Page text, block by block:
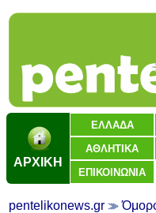
ΑΡΧΙΚΗ
ΕΛΛΑΔΑ
ΑΘΛΗΤΙΚΑ
ΕΠΙΚΟΙΝΩΝΙΑ
pentelikonews.gr